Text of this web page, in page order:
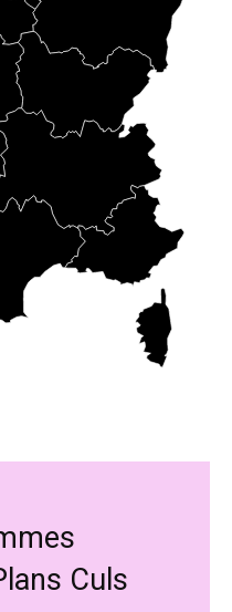
Culs